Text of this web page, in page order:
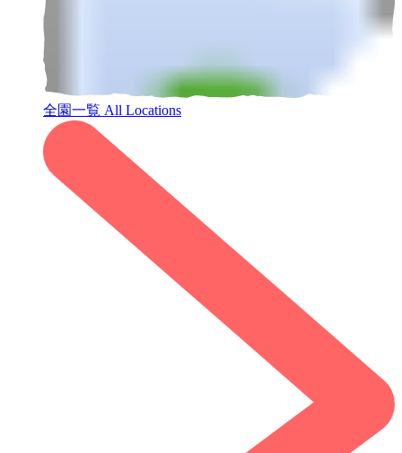
全園一覧 All Locations